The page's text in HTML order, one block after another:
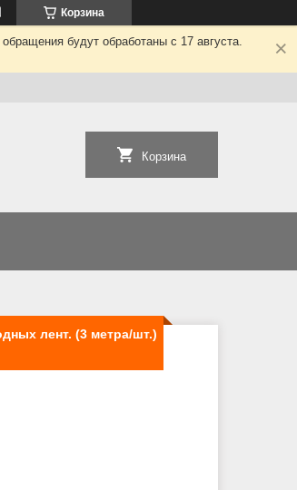
Корзина
будут обработаны с 17 августа.
Корзина
лент. (3 метра/шт.)